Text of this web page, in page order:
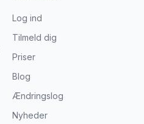
Log ind
Tilmeld dig
Priser
Blog
Ændringslog
Nyheder